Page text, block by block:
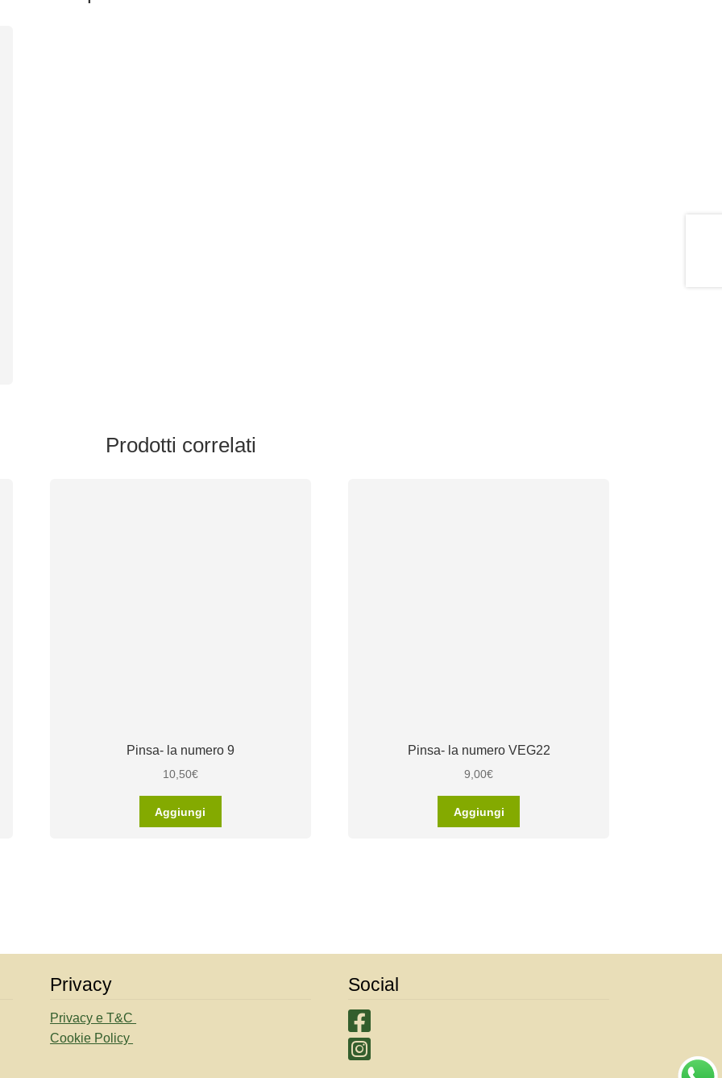
Prodotti correlati
Pinsa- la numero 9
10,50€
Aggiungi
Pinsa- la numero VEG22
9,00€
Aggiungi
Privacy
Privacy e T&C
Cookie Policy
Social